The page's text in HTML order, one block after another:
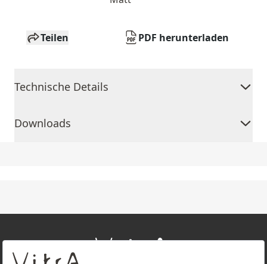
Teilen PDF herunterladen
Technische Details
Downloads